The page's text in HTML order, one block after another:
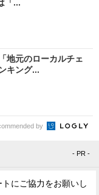
「...
地元のローカルチェ
キング...
by
- PR -
にご協力をお願いし